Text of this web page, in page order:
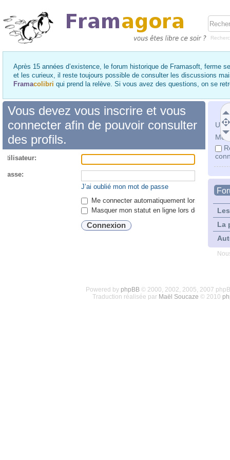
Après 15 années d’existence, le forum historique de Framasoft, ferme
et les curieux, il reste toujours possible de consulter les discussions
Framacolibri qui prend la relève. Si vous avez des questions, on se
Mot
La
Vous devez vous inscrire et vous
connecter afin de pouvoir consulter
des profils.
passe:
J’ai oublié mon mot de passe
Me connecter automatiquement lors de
Masquer mon statut en ligne lors de cette
Powered by phpBB© 2000, 2002, 2005, 2007
Traduction réalisée par Maël Soucaze © 2010